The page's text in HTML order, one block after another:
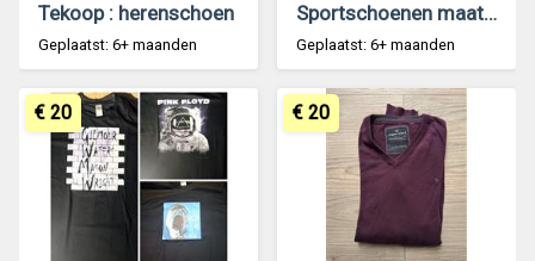
Tekoop : herenschoen
Geplaatst: 6+ maanden
Sportschoenen maat 44
Geplaatst: 6+ maanden
€ 20 € 20